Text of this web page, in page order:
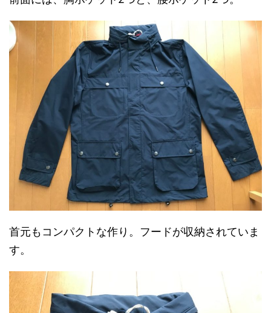
首元もコンパクトな作り。フードが収納されていま
す。